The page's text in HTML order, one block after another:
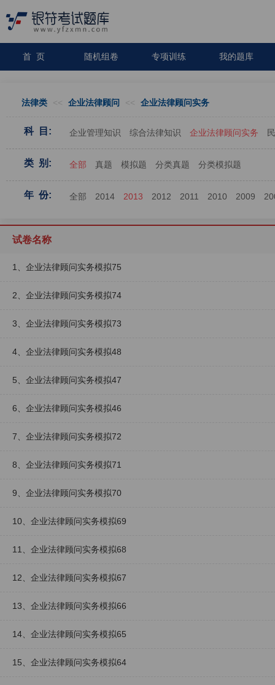
首 页 随机组卷 专项训练 我的题库
法律类 << 企业法律顾问 << 企业法律顾问实务
科 目: 企业管理知识 综合法律知识 企业法律顾问实务
类 别: 全部 真题 模拟题 分类真题 分类模拟题
年 份: 全部 2014 2013 2012 2011 2010 2009
试卷名称
1、企业法律顾问实务模拟75
2、企业法律顾问实务模拟74
3、企业法律顾问实务模拟73
4、企业法律顾问实务模拟48
5、企业法律顾问实务模拟47
6、企业法律顾问实务模拟46
7、企业法律顾问实务模拟72
8、企业法律顾问实务模拟71
9、企业法律顾问实务模拟70
10、企业法律顾问实务模拟69
11、企业法律顾问实务模拟68
12、企业法律顾问实务模拟67
13、企业法律顾问实务模拟66
14、企业法律顾问实务模拟65
15、企业法律顾问实务模拟64